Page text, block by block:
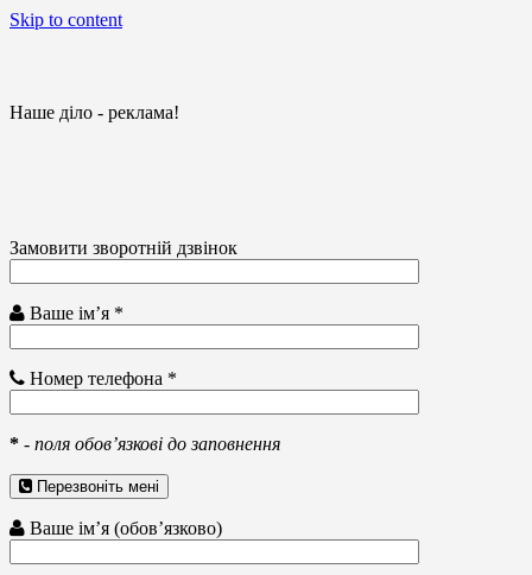
Skip to content
Наше діло - реклама!
Замовити зворотній дзвінок
Ваше ім’я *
Номер телефона *
* - поля обов’язкові до заповнення
Перезвоніть мені
Ваше ім’я (обов’язково)